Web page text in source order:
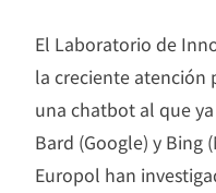
El Laboratorio de
la creciente atención
una chatbot al que
Bard (Google) y Bing
Europol han